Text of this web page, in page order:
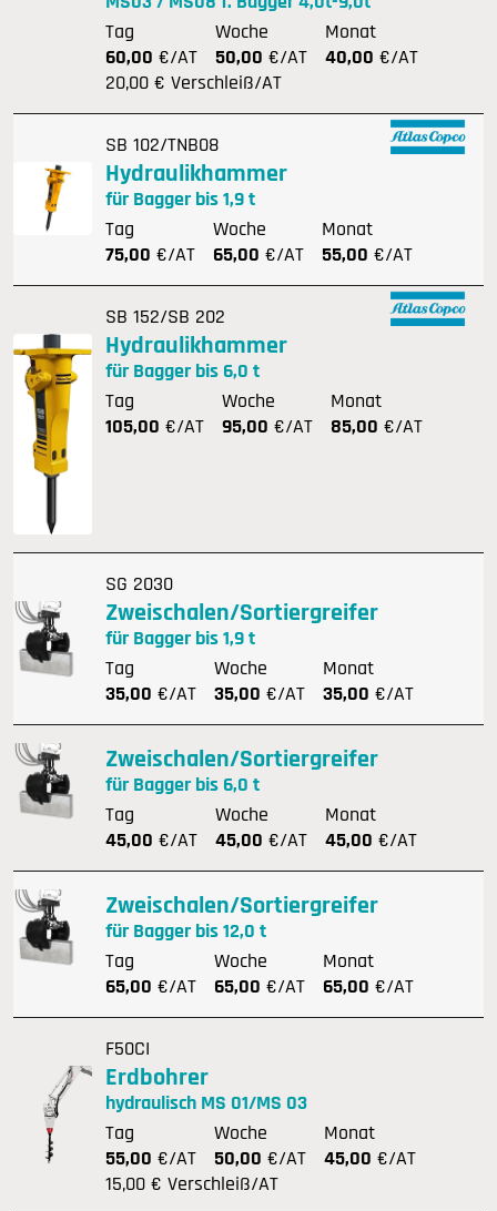
Tag
60,00 €/AT
Woche
50,00 €/AT
Monat
40,00 €/AT
20,00 € Verschleiß/AT
SB 102/TNB08
Hydraulikhammer
für Bagger bis 1,9 t
Tag
75,00 €/AT
Woche
65,00 €/AT
Monat
55,00 €/AT
SB 152/SB 202
Hydraulikhammer
für Bagger bis 6,0 t
Tag
105,00 €/AT
Woche
95,00 €/AT
Monat
85,00 €/AT
SG 2030
Zweischalen/Sortiergreifer
für Bagger bis 1,9 t
Tag
35,00 €/AT
Woche
35,00 €/AT
Monat
35,00 €/AT
Zweischalen/Sortiergreifer
für Bagger bis 6,0 t
Tag
45,00 €/AT
Woche
45,00 €/AT
Monat
45,00 €/AT
Zweischalen/Sortiergreifer
für Bagger bis 12,0 t
Tag
65,00 €/AT
Woche
65,00 €/AT
Monat
65,00 €/AT
F50CI
Erdbohrer
hydraulisch MS 01/MS 03
Tag
55,00 €/AT
Woche
50,00 €/AT
Monat
45,00 €/AT
15,00 € Verschleiß/AT